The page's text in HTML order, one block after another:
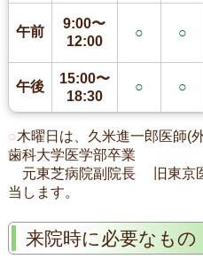
午前
9:00〜
12:00
○ ○
午後
15:00〜
18:30
○ ○
○木曜日は、久米進一郎医師
歯科大学医学部卒業
元東芝病院副院長 旧東京
当します。
来院時に必要なもの